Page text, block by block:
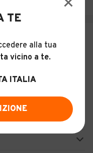
Enduro 300 2T
300 cc
TE
alla tua
vicino a te.
ITALIA